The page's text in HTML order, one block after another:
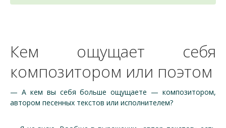
Кем ощущает себя
композитором или поэтом
— А кем вы себя больше ощущаете — композитором,
автором песенных текстов или исполнителем?